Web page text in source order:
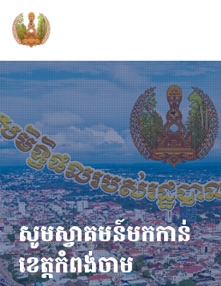
សូមស្វាគមន៍មកកាន់
ខេត្តកំពង់ចាម